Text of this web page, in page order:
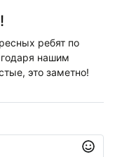
ребят по
нашим
это заметно!